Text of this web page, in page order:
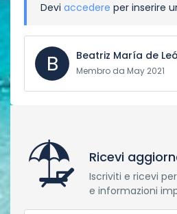
Devi accedere per inserire
B Beatriz María de
Membro da May 2021
Ricevi
Iscriviti e ricevi
e informazioni